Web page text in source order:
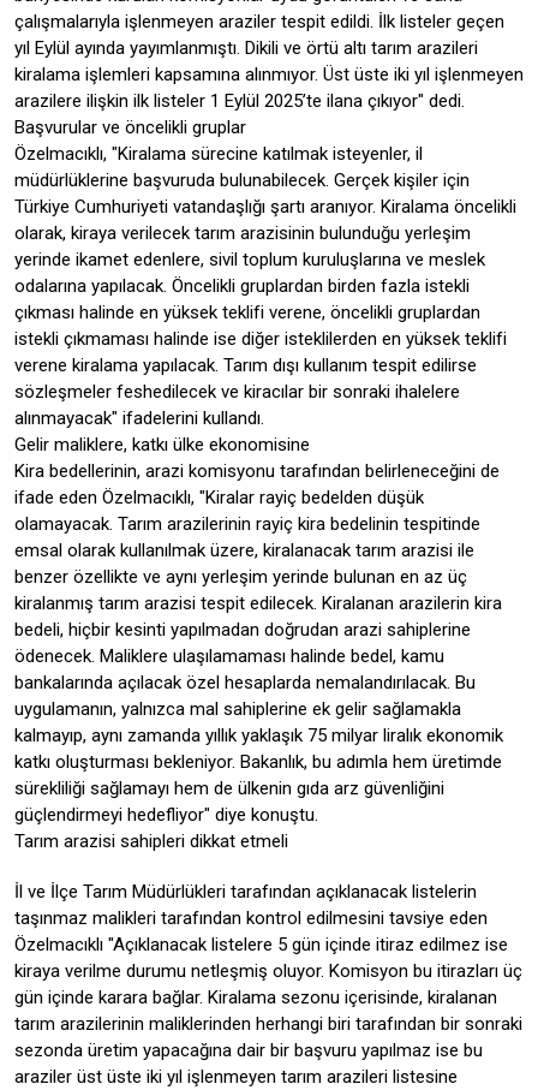
çalışmalarıyla işlenmeyen araziler tespit edildi. İlk listeler geçen
yıl Eylül ayında yayımlanmıştı. Dikili ve örtü altı tarım arazileri
kiralama işlemleri kapsamına alınmıyor. Üst üste iki yıl işlenmeyen
arazilere ilişkin ilk listeler 1 Eylül 2025’te ilana çıkıyor" dedi.
Başvurular ve öncelikli gruplar
Özelmacıklı, "Kiralama sürecine katılmak isteyenler, il
müdürlüklerine başvuruda bulunabilecek. Gerçek kişiler için
Türkiye Cumhuriyeti vatandaşlığı şartı aranıyor. Kiralama öncelikli
olarak, kiraya verilecek tarım arazisinin bulunduğu yerleşim
yerinde ikamet edenlere, sivil toplum kuruluşlarına ve meslek
odalarına yapılacak. Öncelikli gruplardan birden fazla istekli
çıkması halinde en yüksek teklifi verene, öncelikli gruplardan
istekli çıkmaması halinde ise diğer isteklilerden en yüksek teklifi
verene kiralama yapılacak. Tarım dışı kullanım tespit edilirse
sözleşmeler feshedilecek ve kiracılar bir sonraki ihalelere
alınmayacak" ifadelerini kullandı.
Gelir maliklere, katkı ülke ekonomisine
Kira bedellerinin, arazi komisyonu tarafından belirleneceğini de
ifade eden Özelmacıklı, "Kiralar rayiç bedelden düşük
olamayacak. Tarım arazilerinin rayiç kira bedelinin tespitinde
emsal olarak kullanılmak üzere, kiralanacak tarım arazisi ile
benzer özellikte ve aynı yerleşim yerinde bulunan en az üç
kiralanmış tarım arazisi tespit edilecek. Kiralanan arazilerin kira
bedeli, hiçbir kesinti yapılmadan doğrudan arazi sahiplerine
ödenecek. Maliklere ulaşılamaması halinde bedel, kamu
bankalarında açılacak özel hesaplarda nemalandırılacak. Bu
uygulamanın, yalnızca mal sahiplerine ek gelir sağlamakla
kalmayıp, aynı zamanda yıllık yaklaşık 75 milyar liralık ekonomik
katkı oluşturması bekleniyor. Bakanlık, bu adımla hem üretimde
sürekliliği sağlamayı hem de ülkenin gıda arz güvenliğini
güçlendirmeyi hedefliyor" diye konuştu.
Tarım arazisi sahipleri dikkat etmeli
İl ve İlçe Tarım Müdürlükleri tarafından açıklanacak listelerin
taşınmaz malikleri tarafından kontrol edilmesini tavsiye eden
Özelmacıklı "Açıklanacak listelere 5 gün içinde itiraz edilmez ise
kiraya verilme durumu netleşmiş oluyor. Komisyon bu itirazları üç
gün içinde karara bağlar. Kiralama sezonu içerisinde, kiralanan
tarım arazilerinin maliklerinden herhangi biri tarafından bir sonraki
sezonda üretim yapacağına dair bir başvuru yapılmaz ise bu
araziler üst üste iki yıl işlenmeyen tarım arazileri listesine